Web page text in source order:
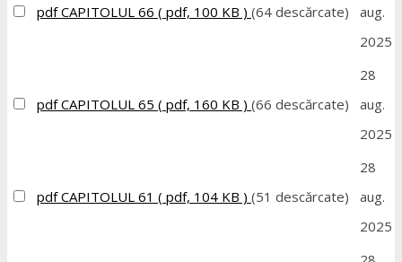
pdf CAPITOLUL 66 ( pdf, 100 KB ) (64 descărcate)
aug.
2025
pdf CAPITOLUL 65 ( pdf, 160 KB ) (66 descărcate)
28
aug.
2025
pdf CAPITOLUL 61 ( pdf, 104 KB ) (51 descărcate)
28
aug.
2025